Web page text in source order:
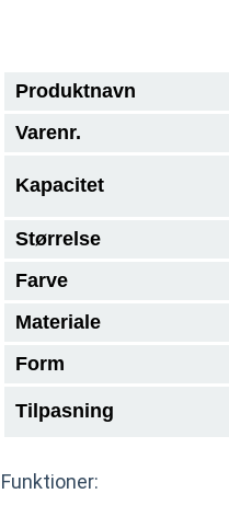
Produktnavn
Varenr.
Kapacitet
Størrelse
Farve
Materiale
Form
Tilpasning
Funktioner: